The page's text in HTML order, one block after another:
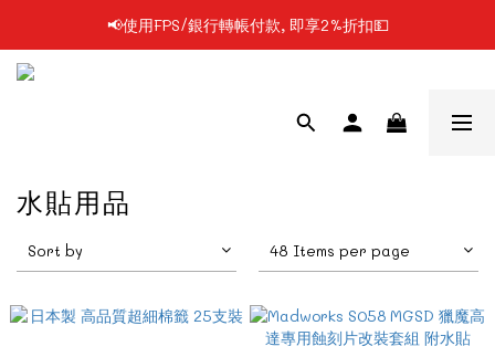
📢凡購物滿$199 順豐自提點免運費📦📦
📢使用FPS/銀行轉帳付款, 即享2%折扣💵
水貼用品
Sort by 48 Items per page